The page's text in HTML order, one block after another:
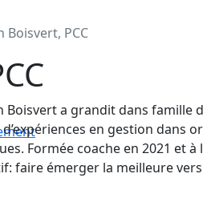
Boisvert, PCC
Boisvert a grandit dans famille
d’expériences en gestion dans
Formée coache en 2021 et à
faire émerger la meilleure